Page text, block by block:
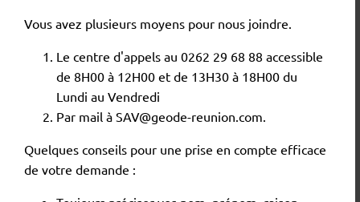
Vous avez plusieurs moyens pour nous joindre.
Le centre d'appels au 0262 29 68 88 accessible
de 8H00 à 12H00 et de 13H30 à 18H00 du
Lundi au Vendredi
Par mail àSAV@geode-reunion.com.
Quelques conseils pour une prise en compte efficace
de votre demande :